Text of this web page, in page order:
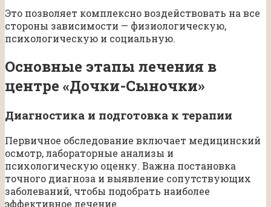
Это позволяет комплексно воздействовать на все
стороны зависимости — физиологическую,
психологическую и социальную.
Основные этапы лечения в
центре «Дочки-Сыночки»
Диагностика и подготовка к терапии
Первичное обследование включает медицинский
осмотр, лабораторные анализы и
психологическую оценку. Важна постановка
точного диагноза и выявление сопутствующих
заболеваний, чтобы подобрать наиболее
эффективное лечение.